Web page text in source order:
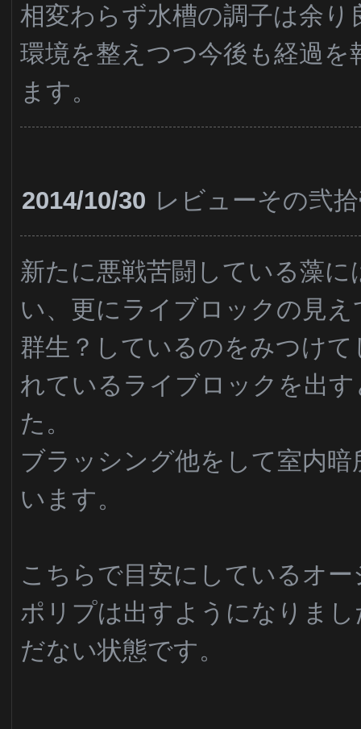
相変わらず水槽の調子は余
環境を整えつつ今後も経過
ます。
2014/10/30 レビューその弐
新たに悪戦苦闘している藻
い、更にライブロックの見
群生？しているのをみつけ
れているライブロックを出
た。
ブラッシング他をして室内
います。
こちらで目安にしているオ
ポリプは出すようになりま
だない状態です。